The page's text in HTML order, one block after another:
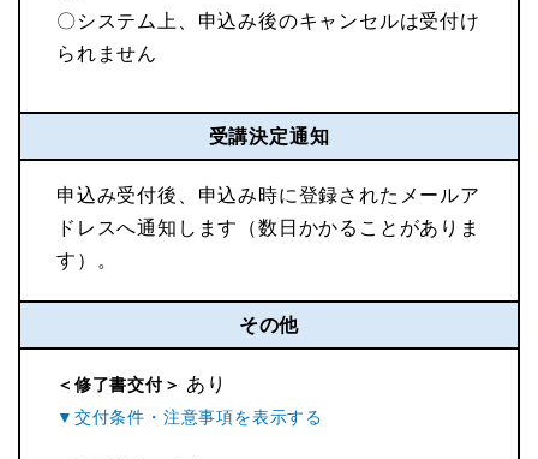
〇システム上、申込み後のキャンセルは受付け
られません
受講決定通知
申込み受付後、申込み時に登録されたメールア
ドレスへ通知します（数日かかることがありま
す）。
その他
＜修了書交付＞ あり